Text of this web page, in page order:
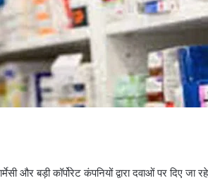
और बड़ी कॉर्पोरेट कंपनियों द्वारा दवाओं पर दिए